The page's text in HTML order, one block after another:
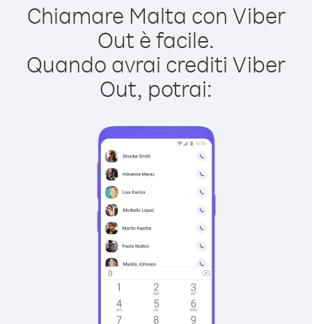
Chiamare Malta con Viber
Out è facile.
Quando avrai crediti Viber
Out, potrai: